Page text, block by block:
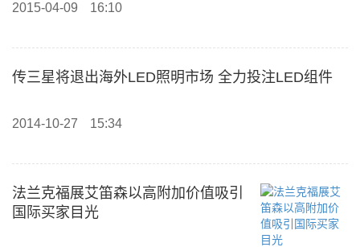
2015-04-09 16:10
传三星将退出海外LED照明市场 全力投注LED组件
2014-10-27 15:34
法兰克福展艾笛森以高附加价值吸引
国际买家目光